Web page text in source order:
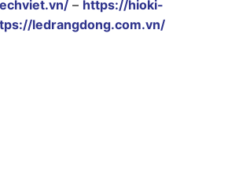
– https://hioki-
ledrangdong.com.vn/